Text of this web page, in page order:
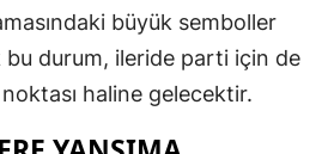
büyük semboller
bu durum, ileride parti için de
haline gelecektir.